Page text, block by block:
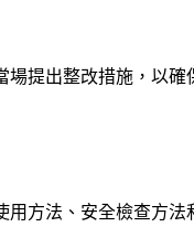
提出整改措施，以
方法、安全檢查方